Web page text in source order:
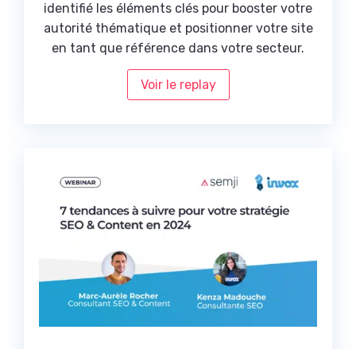
identifié les éléments clés pour booster votre
autorité thématique et positionner votre site
en tant que référence dans votre secteur.
Voir le replay